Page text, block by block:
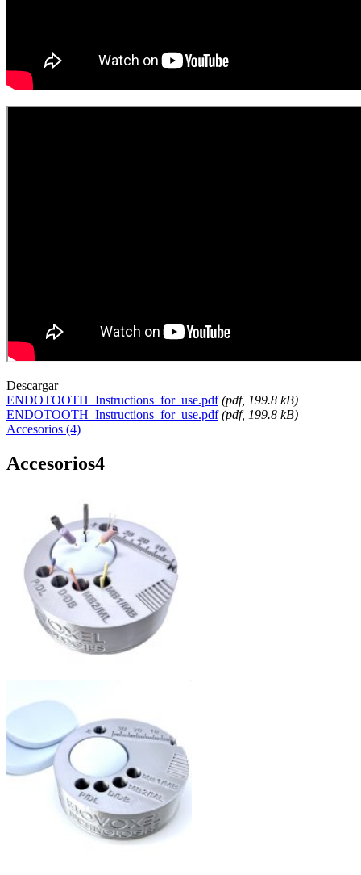
Descargar
ENDOTOOTH_Instructions_for_use.pdf (pdf, 199.8 kB)
ENDOTOOTH_Instructions_for_use.pdf (pdf, 199.8 kB)
Accesorios (4)
Accesorios4